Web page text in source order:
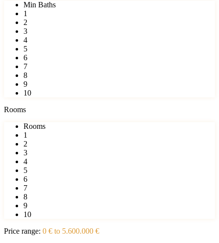
Min Baths
1
2
3
4
5
6
7
8
9
10
Rooms
Rooms
1
2
3
4
5
6
7
8
9
10
Price range: 0 € to 5.600.000 €